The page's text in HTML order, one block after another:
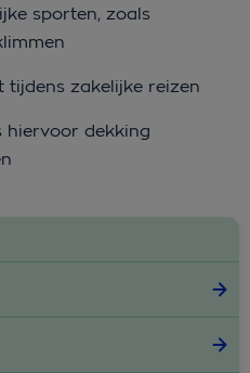
sporten, zoals
tijdens zakelijke reizen
hiervoor dekking